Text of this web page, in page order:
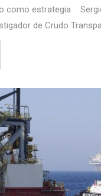
como estrategia
de Crudo